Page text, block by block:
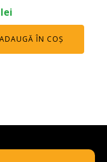
lei
ADAUGĂ ÎN COȘ